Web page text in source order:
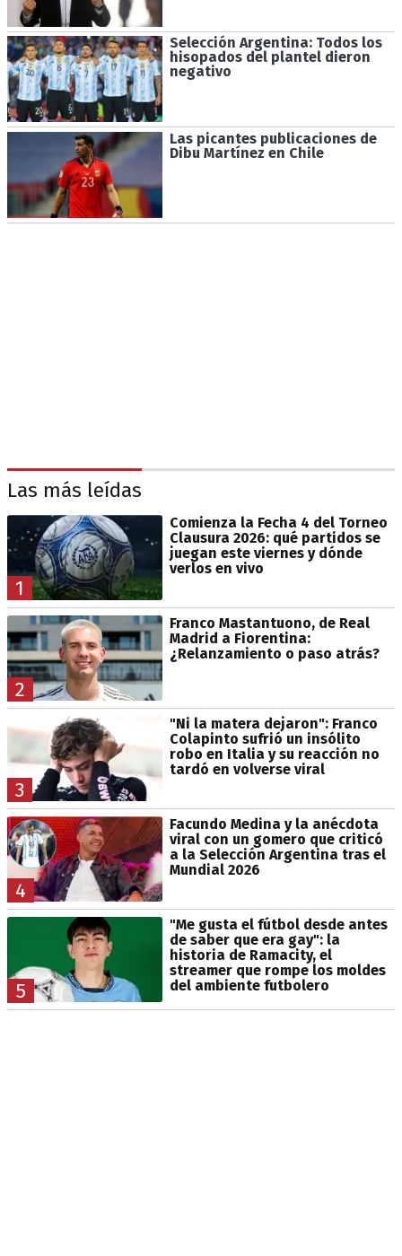
Selección Argentina: Todos los
hisopados del plantel dieron
negativo
Las picantes publicaciones de
Dibu Martínez en Chile
Las más leídas
1
Comienza la Fecha 4 del Torneo
Clausura 2026: qué partidos se
juegan este viernes y dónde
verlos en vivo
2
Franco Mastantuono, de Real
Madrid a Fiorentina:
¿Relanzamiento o paso atrás?
3
"Ni la matera dejaron": Franco
Colapinto sufrió un insólito
robo en Italia y su reacción no
tardó en volverse viral
4
Facundo Medina y la anécdota
viral con un gomero que criticó
a la Selección Argentina tras el
Mundial 2026
5
"Me gusta el fútbol desde antes
de saber que era gay": la
historia de Ramacity, el
streamer que rompe los moldes
del ambiente futbolero